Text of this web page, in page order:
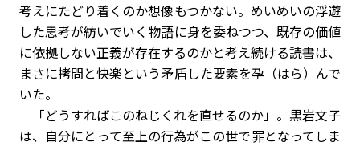
考えにたどり着くのか想像もつかない。めいめいの浮遊
した思考が紡いでいく物語に身を委ねつつ、既存の価値
に依拠しない正義が存在するのかと考え続ける読書は、
まさに拷問と快楽という矛盾した要素を孕（はら）んで
いた。
「どうすればこのねじくれを直せるのか」。黒岩文子
は、自分にとって至上の行為がこの世で罪となってしま